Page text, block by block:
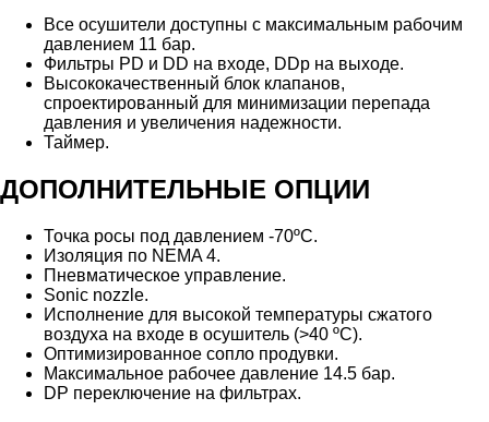
Все осушители доступны с максимальным рабочим
давлением 11 бар.
Фильтры PD и DD на входе, DDp на выходе.
Высококачественный блок клапанов,
спроектированный для минимизации перепада
давления и увеличения надежности.
Таймер.
ДОПОЛНИТЕЛЬНЫЕ ОПЦИИ
Точка росы под давлением -70ºС.
Изоляция по NEMA 4.
Пневматическое управление.
Sonic nozzle.
Исполнение для высокой температуры сжатого
воздуха на входе в осушитель (>40 ºС).
Оптимизированное сопло продувки.
Максимальное рабочее давление 14.5 бар.
DP переключение на фильтрах.